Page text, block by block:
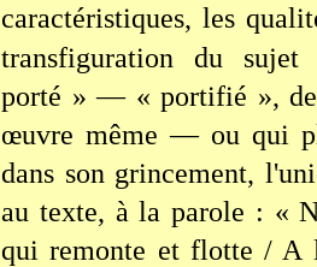
caractéristiques, les
transfiguration du
porté » — « portifié »,
œuvre même — ou qui
dans son grincement,
au texte, à la parole : «
qui remonte et flotte / A